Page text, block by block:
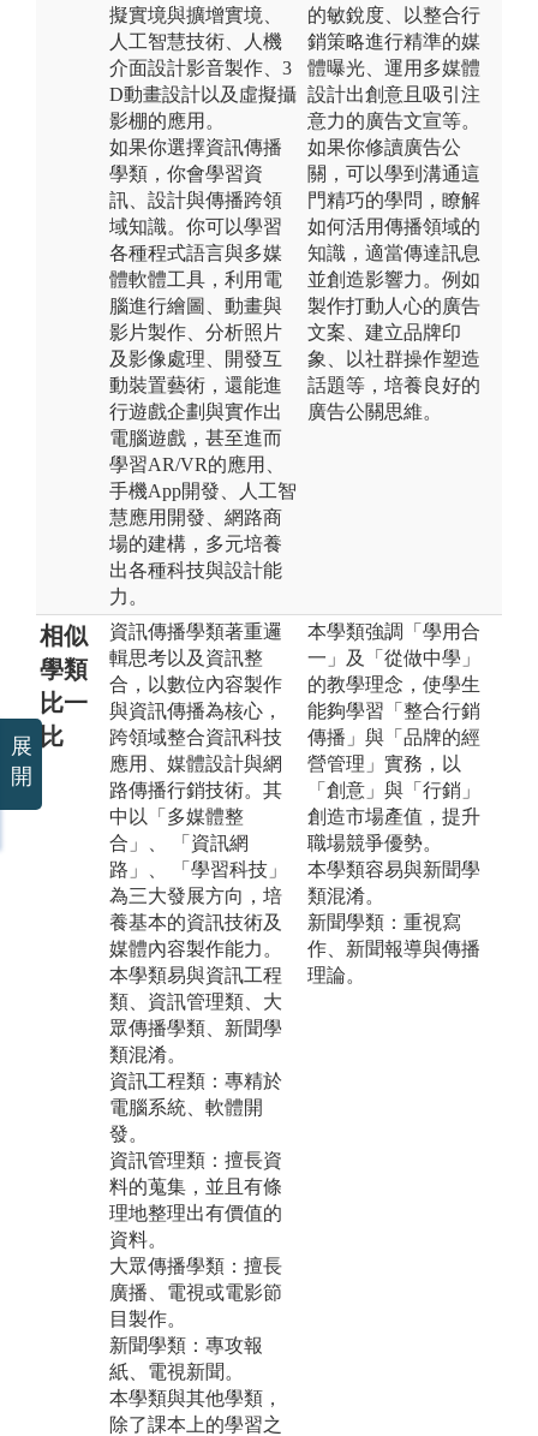
擬實境與擴增實境、
人工智慧技術、人機
介面設計影音製作、3
D動畫設計以及虛擬攝
影棚的應用。
如果你選擇資訊傳播
學類，你會學習資
訊、設計與傳播跨領
域知識。你可以學習
各種程式語言與多媒
體軟體工具，利用電
腦進行繪圖、動畫與
影片製作、分析照片
及影像處理、開發互
動裝置藝術，還能進
行遊戲企劃與實作出
電腦遊戲，甚至進而
學習AR/VR的應用、
手機App開發、人工智
慧應用開發、網路商
場的建構，多元培養
出各種科技與設計能
力。
的敏銳度、以整合行
銷策略進行精準的媒
體曝光、運用多媒體
設計出創意且吸引注
意力的廣告文宣等。
如果你修讀廣告公
關，可以學到溝通這
門精巧的學問，瞭解
如何活用傳播領域的
知識，適當傳達訊息
並創造影響力。例如
製作打動人心的廣告
文案、建立品牌印
象、以社群操作塑造
話題等，培養良好的
廣告公關思維。
相似
學類
比一
比
資訊傳播學類著重邏
輯思考以及資訊整
合，以數位內容製作
與資訊傳播為核心，
跨領域整合資訊科技
應用、媒體設計與網
路傳播行銷技術。其
中以「多媒體整
合」、 「資訊網
路」、 「學習科技」
為三大發展方向，培
養基本的資訊技術及
媒體內容製作能力。
本學類易與資訊工程
類、資訊管理類、大
眾傳播學類、新聞學
類混淆。
資訊工程類：專精於
電腦系統、軟體開
發。
資訊管理類：擅長資
料的蒐集，並且有條
理地整理出有價值的
資料。
大眾傳播學類：擅長
廣播、電視或電影節
目製作。
新聞學類：專攻報
紙、電視新聞。
本學類與其他學類，
除了課本上的學習之
本學類強調「學用合
一」及「從做中學」
的教學理念，使學生
能夠學習「整合行銷
傳播」與「品牌的經
營管理」實務，以
「創意」與「行銷」
創造市場產值，提升
職場競爭優勢。
本學類容易與新聞學
類混淆。
新聞學類：重視寫
作、新聞報導與傳播
理論。
展
開